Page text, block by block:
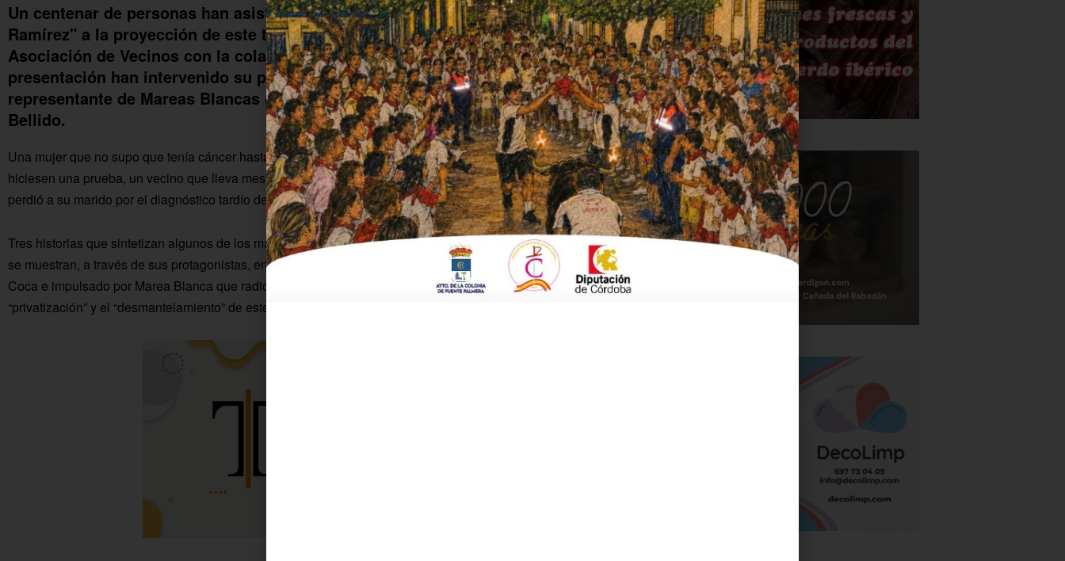
Un centenar de personas han asistido esta tarde en el EUM "Alcalde Juan
Ramírez" a la proyección de este trabajo audiovisual, un acto organizado por la
Asociación de Vecinos con la colaboración del Ayuntamiento. En la
presentación han intervenido su presidente, José Manuel Pedrosa, y el
representante de Mareas Blancas de la Campiña Sur de Córdoba, José Antonio
Bellido.
Una mujer que no supo que tenía cáncer hasta que una amiga suya le permitió “colarse” para que le
hiciesen una prueba, un vecino que lleva meses esperando a que le vea su especialista o una esposa que
perdió a su marido por el diagnóstico tardío de su cáncer de pulmón.
Tres historias que sintetizan algunos de los males de la situación de la sanidad pública en Andalucía y que
se muestran, a través de sus protagonistas, en “Salud no responde”, un documental dirigido por Pablo
Coca e impulsado por Marea Blanca que radiografía lo que es, a juicio de este movimiento asociativo, la
“privatización” y el “desmantelamiento” de este servicio público.